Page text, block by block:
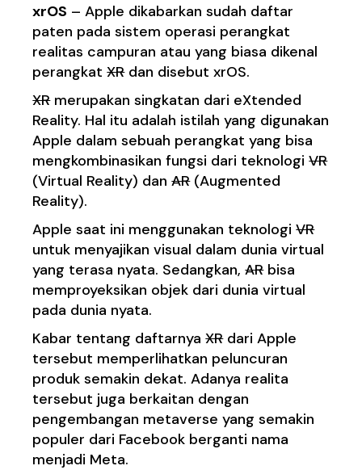
xrOS –Apple dikabarkan sudah daftar
paten pada sistem operasi perangkat
realitas campuran atau yang biasa dikenal
perangkatXRdan disebut xrOS.
XRmerupakan singkatan dari eXtended
Reality. Hal itu adalah istilah yang digunakan
Apple dalam sebuah perangkat yang bisa
mengkombinasikan fungsi dari teknologiVR
(Virtual Reality) danAR(Augmented
Reality).
Apple saat ini menggunakan teknologiVR
untuk menyajikan visual dalam dunia virtual
yang terasa nyata. Sedangkan,ARbisa
memproyeksikan objek dari dunia virtual
pada dunia nyata.
Kabar tentang daftarnyaXRdariApple
tersebut memperlihatkan peluncuran
produk semakin dekat. Adanya realita
tersebut juga berkaitan dengan
pengembangan metaverse yang semakin
populer dari Facebook berganti nama
menjadi Meta.